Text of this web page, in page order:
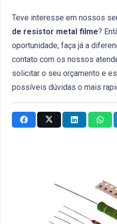
Teve interesse em nossos
de resistor metal filme?
oportunidade, faça já a
contato com os nossos
solicitar o seu orçamento e
possíveis dúvidas o mais